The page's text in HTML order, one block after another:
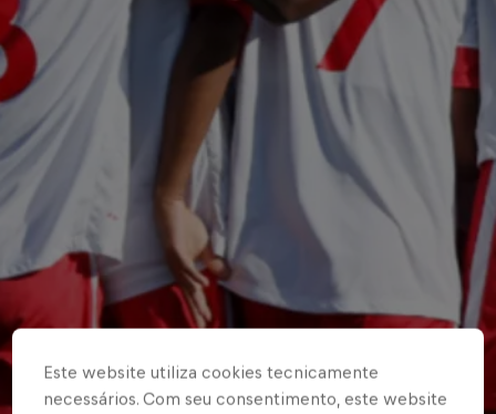
Este website utiliza cookies tecnicamente
necessários. Com seu consentimento, este website